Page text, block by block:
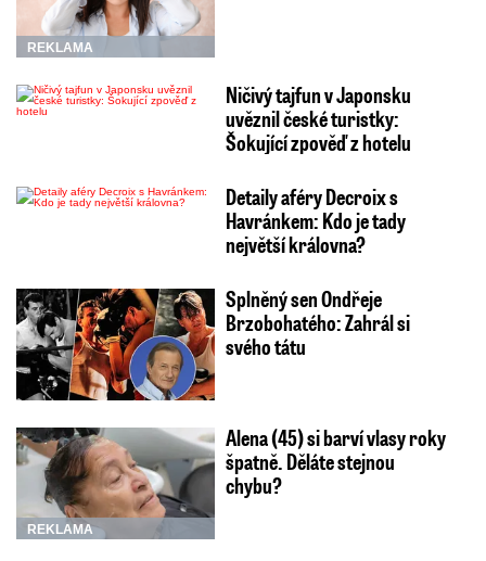
REKLAMA
Ničivý tajfun v Japonsku
uvěznil české turistky:
Šokující zpověď z hotelu
Detaily aféry Decroix s
Havránkem: Kdo je tady
největší královna?
Splněný sen Ondřeje
Brzobohatého: Zahrál si
svého tátu
REKLAMA
Alena (45) si barví vlasy roky
špatně. Děláte stejnou
chybu?